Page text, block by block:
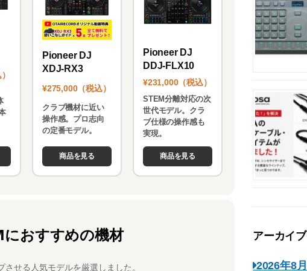
Pioneer DJ
XDJ-RX3
¥275,000（税込）
クラブ機材に近い
操作感。プロ志向
の定番モデル。
商品を見る
Pioneer DJ
DDJ-FLX10
¥231,000（税込）
STEM分離対応の次
世代モデル。クラ
ブ仕様の操作感も
実現。
商品を見る
におすすめの機材
せる人気モデルを厳選しました。
アーカイブ
2026年8月